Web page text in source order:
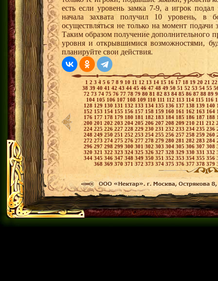
есть если уровень замка 7-9, а игрок
начала захвата получил 10 уровень, в
осуществляться не только на момент подачи
Таким образом получение дополнительного
уровня и открывшимися возможностями,
планируйте свои действия.
1 2 3 4 5 6 7 8 9 10 11 12 13 14 15 16 17 18 19 20 21
38 39 40 41 42 43 44 45 46 47 48 49 50 51 52 53 54 55
72 73 74 75 76 77 78 79 8081 82 83 84 85 86 87 88 89
104 105 106 107 108 109 110 111 112 113 114 115 116
128 129 130 131 132 133 134 135 136 137 138 139 140
152 153 154 155 156 157 158 159 160 161 162 163 164
176 177 178 179 180 181 182 183 184 185 186 187 188
200 201 202 203 204 205 206 207 208 209210 211 212
224 225 226 227 228 229 230 231 232 233 234 235 236
248 249 250 251 252 253 254 255 256 257 258 259 260
272 273 274 275 276 277 278 279 280 281 282 283 284
296 297 298 299 300 301302 303 304 305 306 307 308
320 321 322 323 324 325 326 327 328 329 330 331 332
344 345 346 347 348 349 350 351 352 353 354 355 356
368 369 370 371 372 373 374 375 376 377 378 379